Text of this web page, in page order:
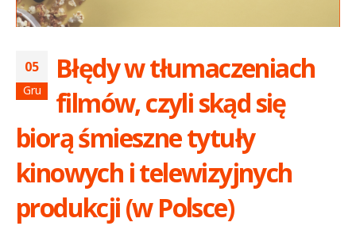
05
Gru
Błędy w tłumaczeniach
filmów, czyli skąd się
biorą śmieszne tytuły
kinowych i telewizyjnych
produkcji (w Polsce)